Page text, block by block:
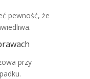
pewność, że
przy